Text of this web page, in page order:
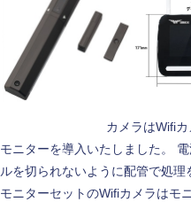
カメラはWifiカメラを2
モニターを導入いたしました。
ルを切られないように配管で処
モニターセットのWifiカメラはモ